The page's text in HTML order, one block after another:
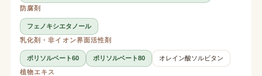
防腐剤
フェノキシエタノール
乳化剤・非イオン界面活性剤
ポリソルベート60 ポリソルベート80
オレイン酸ソルビタン
植物エキス